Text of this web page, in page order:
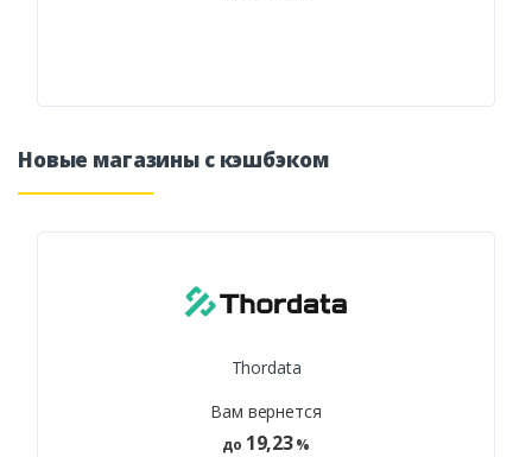
Новые магазины с кэшбэком
Thordata
Вам вернется
до 19,23%